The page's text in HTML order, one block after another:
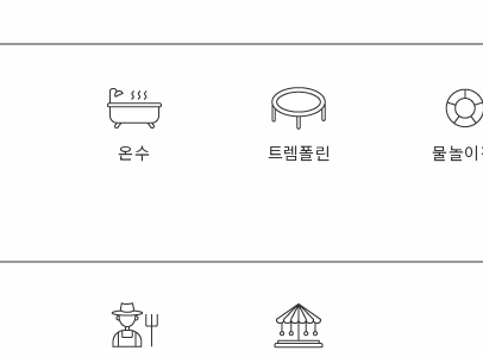
온수 트렘폴린 물놀